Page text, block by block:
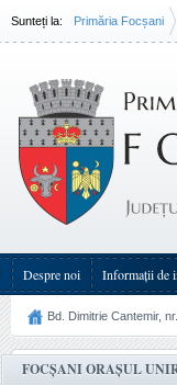
Sunteți la: Primăria Focșani
complementare, la PUZ
SRL și GEMINA SERVEXIM
Despre noi Informații de
Bd. Dimitrie Cantemir,
FOCȘANI ORAȘUL